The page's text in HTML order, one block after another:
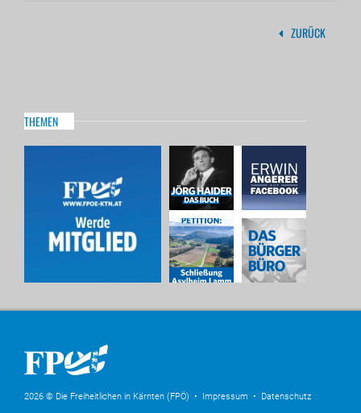
ZURÜCK
THEMEN
2026 © Die Freiheitlichen in Kärnten (FPÖ) • Impressum • Datenschutz